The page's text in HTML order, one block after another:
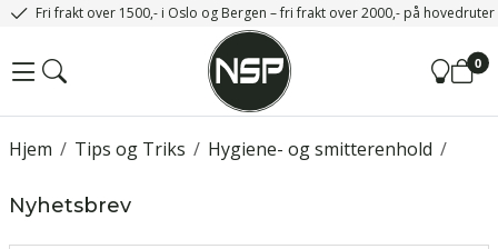
Fri frakt over 1500,- i Oslo og Bergen – fri frakt over 2000,- på
0
/
Hjem /
Tips og Triks /
Hygiene- og smitterenhold
Nyhetsbrev